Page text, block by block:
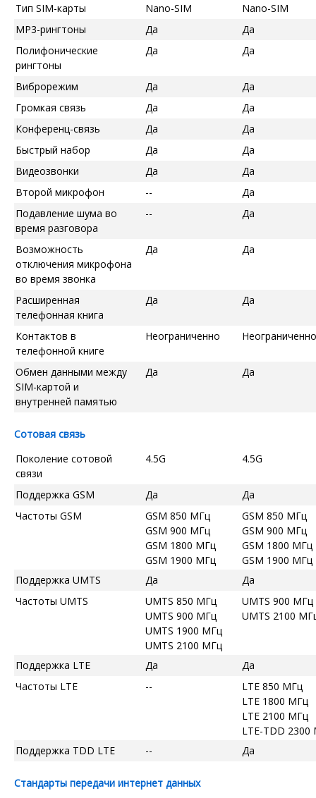
Тип SIM-карты Nano-SIM
Nano-SIM
MP3-рингтоны
Да
Да
Полифонические
рингтоны
Да Да
Виброрежим Да
Да
Громкая связь
Да
Да
Конференц-связь
Да
Да
Быстрый набор
Да
Да
Видеозвонки
Да
Да
Второй микрофон
--
Да
Подавление шума во
время разговора
-- Да
Возможность
отключения микрофона
во время звонка
Да Да
Расширенная
телефонная книга
Да Да
Контактов в
телефонной книге
Неограниченно Неограниченно
Обмен данными между
SIM-картой и
внутренней памятью
Да Да
Сотовая связь
Поколение сотовой
связи
4.5G 4.5G
Поддержка GSM Да
Да
Частоты GSM
GSM 850 МГц
GSM 900 МГц
GSM 1800 МГц
GSM 1900 МГц
GSM 850 МГц
GSM 900 МГц
GSM 1800 МГц
GSM 1900 МГц
Поддержка UMTS
Да
Да
Частоты UMTS
UMTS 850 МГц
UMTS 900 МГц
UMTS 1900 МГц
UMTS 2100 МГц
UMTS 900 МГц
UMTS 2100
Поддержка LTE Да
Да
Частоты LTE
--
LTE 850 МГц
LTE 1800 МГц
LTE 2100 МГц
LTE-TDD 2300
Поддержка TDD LTE
-- Да
Стандарты передачи интернет данных